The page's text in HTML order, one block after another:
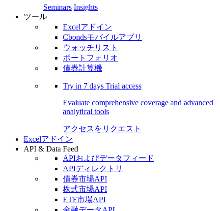
Seminars Insights
ツール
Excelアドイン
Cbondsモバイルアプリ
ウォッチリスト
ポートフォリオ
債券計算機
Try in 7 days Trial access
Evaluate comprehensive coverage and advanced
analytical tools
アクセスをリクエスト
Excelアドイン
API & Data Feed
APIおよびデータフィード
APIディレクトリ
債券市場API
株式市場API
ETF市場API